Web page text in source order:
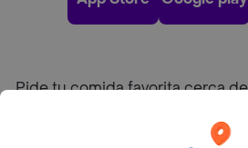
Pide tu comida favorita cerca